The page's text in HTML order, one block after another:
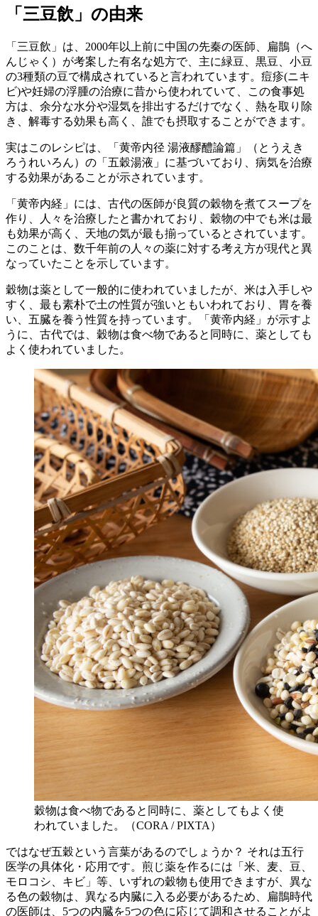
「三豆飲」の由来
「三豆飲」は、2000年以上前に中国の先秦の医師、扁鵲（へ
んじゃく）が考案した有名な処方で、主に緑豆、黒豆、小豆
の3種類の豆で構成されていると言われています。痘疹(ニキ
ビ)や妊婦の浮腫の治療に昔から使われていて、この食事処
方は、余分な水分や湿気を排出するだけでなく、熱を取り除
き、解毒する効果も高く、誰でも摂取することができます。
実はこのレシピは、「黄帝内径 湯液醪醴論篇」（とうえき
ろうれいろん）の「五穀湯液」に基づいており、病気を治療
する効果があることが示されています。
「黄帝内経」には、古代の医師が良質の穀物を煮てスープを
作り、人々を治療したと書かれており、穀物の中でも米は最
も効果が高く、天地の気が最も揃っているとされています。
このことは、数千年前の人々の薬に対する考え方が現代と異
なっていたことを示しています。
穀物は薬として一般的に使われていましたが、米は入手しや
すく、最も素朴で土の性質が強いともいわれており、胃を養
い、五臓を養う性質を持っています。「黄帝内経」が示すよ
うに、古代では、穀物は食べ物であると同時に、薬としても
よく使われていました。
穀物は食べ物であると同時に、薬としてもよく使
われていました。（CORA / PIXTA）
ではなぜ五穀という言葉があるのでしょうか？ それは五行
医学の具体化・応用です。煎じ薬を作るには「米、麦、豆、
モロコシ、キビ」等、いずれの穀物も使用できますが、異な
る色の穀物は、異なる内臓に入る必要があるため、扁鵲時代
の医師は、5つの内臓を5つの色に応じて調和させることがよ